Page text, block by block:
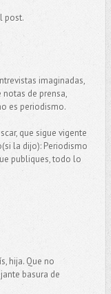
post.
imaginadas,
de prensa,
es periodismo.
que sigue vigente
la dijo): Periodismo
publiques, todo lo
hija. Que no
basura de